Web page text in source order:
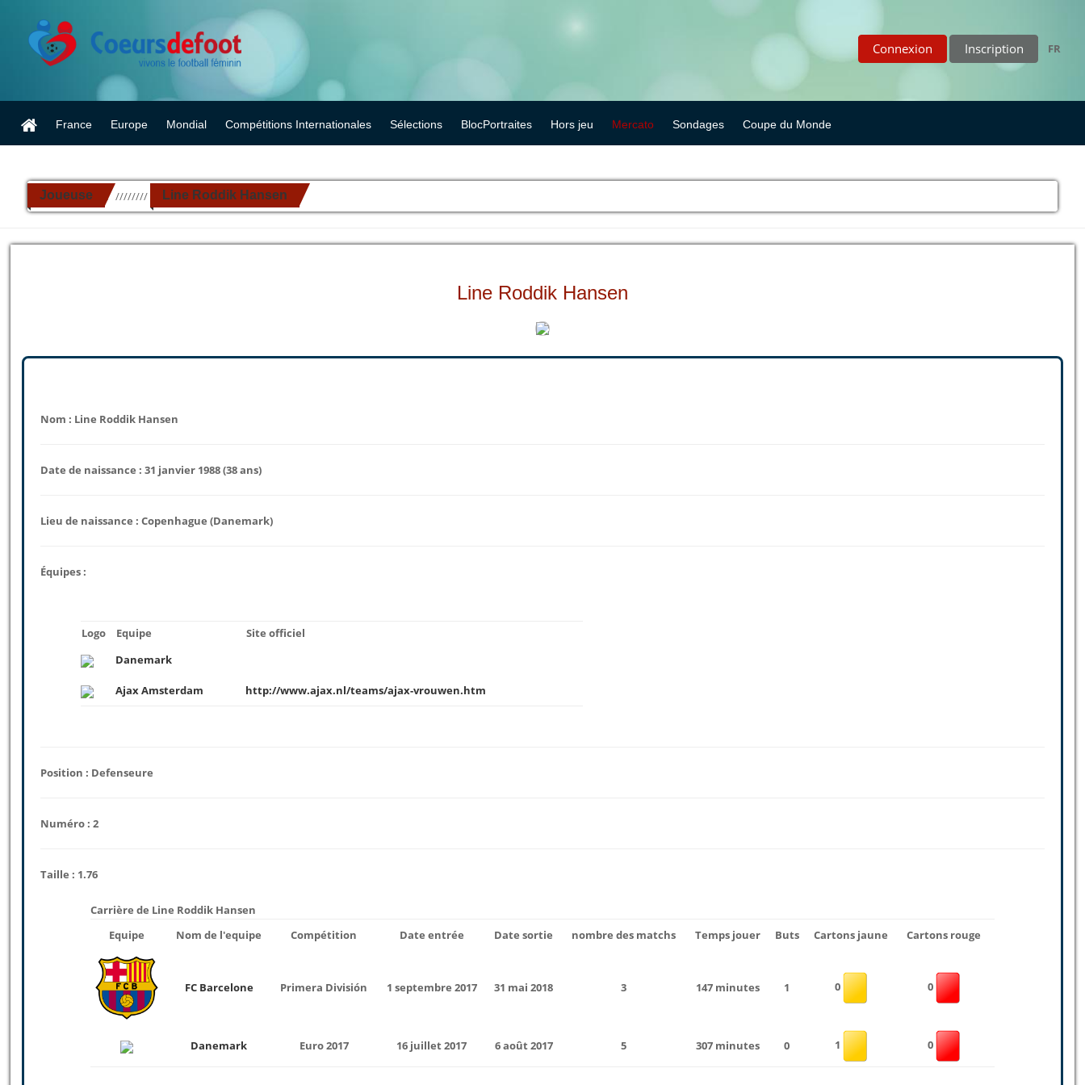
Connexion Inscription FR
France Europe Mondial Compétitions Internationales Sélections BlocPortraites Hors jeu Mercato Sondages Coupe du Monde
Joueuse ////////// Line Roddik Hansen
Line Roddik Hansen
Nom : Line Roddik Hansen
Date de naissance : 31 janvier 1988 (38 ans)
Lieu de naissance : Copenhague (Danemark)
Équipes :
Logo Equipe
Site officiel
Danemark
Ajax Amsterdam http://www.ajax.nl/teams/ajax-vrouwen.htm
Position : Defenseure
Numéro : 2
Taille : 1.76
Carrière de Line Roddik Hansen
Equipe
Nom de l'equipe Compétition Date entrée Date sortie nombre des matchs Temps jouer Buts Cartons jaune Cartons rouge
FC Barcelone Primera División 1 septembre 2017 31 mai 2018 3 147 minutes 1 0 0
Danemark Euro 2017 16 juillet 2017 6 août 2017 5 307 minutes 0 1 0